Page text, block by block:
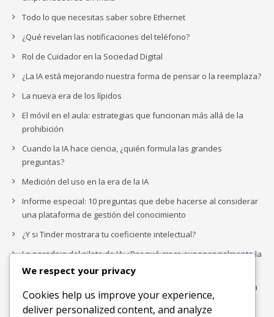
Todo lo que necesitas saber sobre Ethernet
¿Qué revelan las notificaciones del teléfono?
Rol de Cuidador en la Sociedad Digital
¿La IA está mejorando nuestra forma de pensar o la reemplaza?
La nueva era de los lípidos
El móvil en el aula: estrategias que funcionan más allá de la
prohibición
Cuando la IA hace ciencia, ¿quién formula las grandes
preguntas?
Medición del uso en la era de la IA
Informe especial: 10 preguntas que debe hacerse al considerar
una plataforma de gestión del conocimiento
¿Y si Tinder mostrara tu coeficiente intelectual?
La paradoja del piloto de IA: ¿Por qué crece exponencialmente la
complejidad de la IA empresarial?
Los organigramas de marketing se crearon para los canales. La
IA acaba de dejarlos obsoletos.
We respect your privacy
Cookies help us improve your experience,
deliver personalized content, and analyze